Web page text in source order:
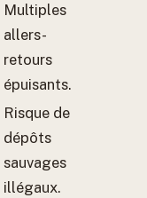
Multiples
allers-
retours
épuisants.
Risque de
dépôts
sauvages
illégaux.